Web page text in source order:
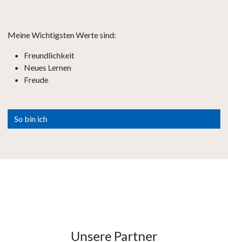
Meine Wichtigsten Werte sind:
Freundlichkeit
Neues Lernen
Freude
So bin ich
Unsere Partner